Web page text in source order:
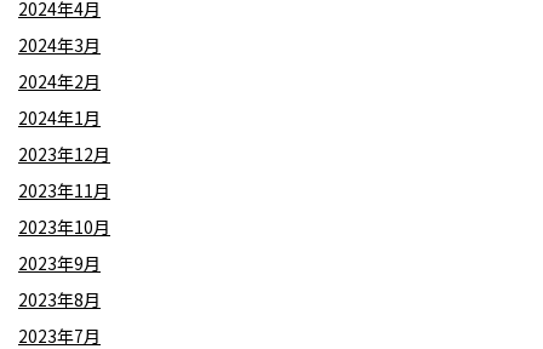
2024年4月
2024年3月
2024年2月
2024年1月
2023年12月
2023年11月
2023年10月
2023年9月
2023年8月
2023年7月